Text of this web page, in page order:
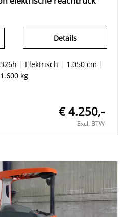
Details
| Elektrisch | 1.050 cm |
1.600 kg
€ 4.250,-
Excl. BTW